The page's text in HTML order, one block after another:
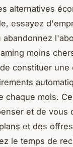
alternatives
essayez
moins
constituer une
chaque mois.
et de vous
et des offres
le temps de